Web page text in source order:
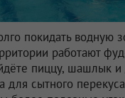
покидать водную
работают
пиццу, шашлык и
для сытного